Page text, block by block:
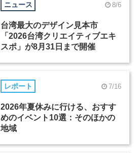
ニュース 8/6
台湾最大のデザイン見本市
「2026台湾クリエイティブエキ
スポ」が8月31日まで開催
レポート 7/16
2026年夏休みに行ける、おすす
めのイベント10選：そのほかの
地域